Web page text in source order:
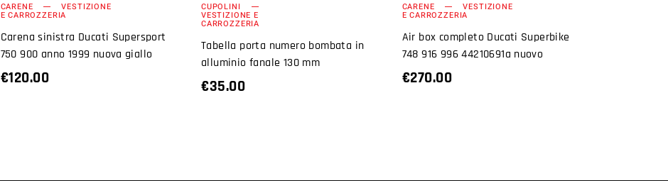
CARENE VESTIZIONE
E CARROZZERIA
Carena sinistra Ducati Supersport
750 900 anno 1999 nuova giallo
€120.00
CUPOLINI
VESTIZIONE E
CARROZZERIA
Tabella porta numero bombata in
alluminio fanale 130 mm
€35.00
CARENE VESTIZIONE
E CARROZZERIA
Air box completo Ducati Superbike
748 916 996 44210691a nuovo
€270.00